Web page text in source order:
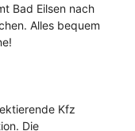
Bad Eilsen nach
Alles bequem
Kfz
Die